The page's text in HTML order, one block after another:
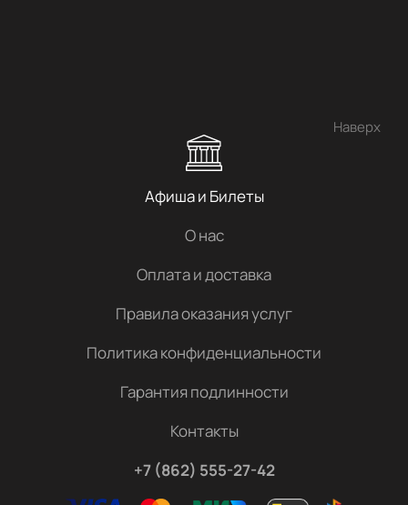
Наверх
Афиша и Билеты
О нас
Оплата и доставка
Правила оказания услуг
Политика конфиденциальности
Гарантия подлинности
Контакты
+7 (862) 555-27-42